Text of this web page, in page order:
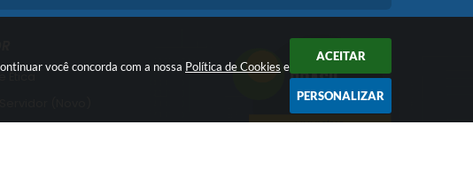
você concorda com a nossa Política de Cookies e
ACEITAR
PERSONALIZAR
Ética